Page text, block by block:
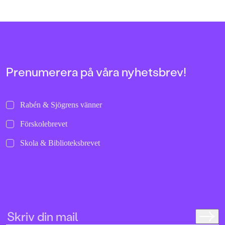
Prenumerera på våra nyhetsbrev!
Rabén & Sjögrens vänner
Förskolebrevet
Skola & Biblioteksbrevet